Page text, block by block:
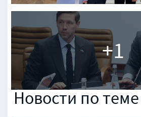
Новости по теме